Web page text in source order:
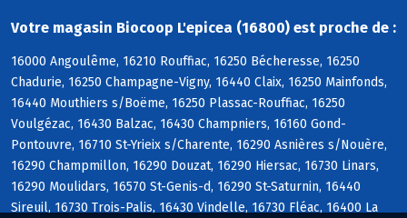
Votre magasin Biocoop L'epicea (16800) est proche de :
16000 Angoulême, 16210 Rouffiac, 16250 Bécheresse, 16250
Chadurie, 16250 Champagne-Vigny, 16440 Claix, 16250 Mainfonds,
16440 Mouthiers s/Boëme, 16250 Plassac-Rouffiac, 16250
Voulgézac, 16430 Balzac, 16430 Champniers, 16160 Gond-
Pontouvre, 16710 St-Yrieix s/Charente, 16290 Asnières s/Nouère,
16290 Champmillon, 16290 Douzat, 16290 Hiersac, 16730 Linars,
16290 Moulidars, 16570 St-Genis-d, 16290 St-Saturnin, 16440
Sireuil, 16730 Trois-Palis, 16430 Vindelle, 16730 Fléac, 16400 La